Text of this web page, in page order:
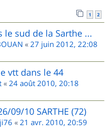
1 2
le sud de la Sarthe ...
« 27 juin 2012, 22:08
vtt dans le 44
« 24 août 2010, 20:18
09/10 SARTHE (72)
« 21 avr. 2010, 20:59